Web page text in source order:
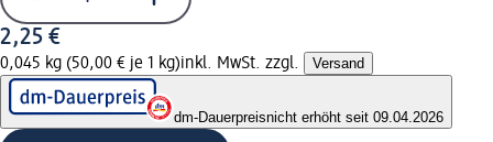
2,25 €
0,045 kg (50,00 € je 1 kg)inkl. MwSt. zzgl. Versand
dm-Dauerpreisnicht erhöht seit 09.04.2026